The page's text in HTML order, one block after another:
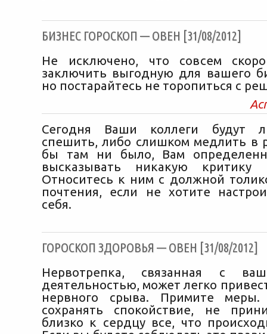
БИЗНЕС ГОРОСКОП — ОВЕН [31/08/2012]
Не исключено, что совсем
заключить выгодную для вашего
но постарайтесь не торопиться с
Сегодня Ваши коллеги будут
спешить, либо слишком медлить в
бы там ни было, Вам
высказывать никакую
Относитесь к ним с должной
почтения, если не хотите
себя.
ГОРОСКОП ЗДОРОВЬЯ — ОВЕН [31/08/2012]
Нервотрепка, связанная с
деятельностью, может легко
нервного срыва. Примите меры.
сохранять спокойствие, не
близко к сердцу все, что